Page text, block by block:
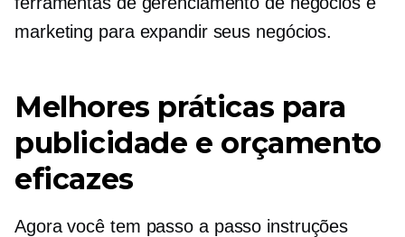
marketing para expandir seus negócios.
Melhores práticas para
publicidade e orçamento
eficazes
Agora você tem passo a passo instruções